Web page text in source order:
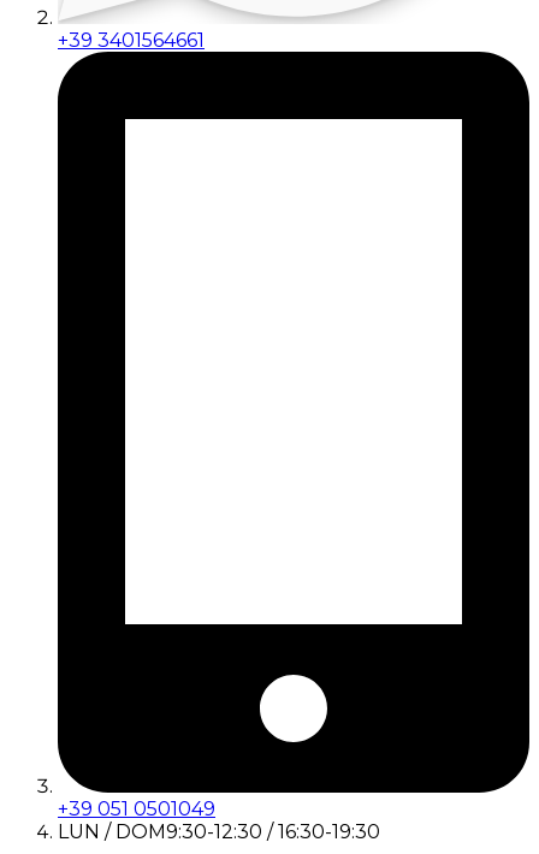
+39 3401564661
+39 051 0501049
LUN / DOM9:30-12:30 / 16:30-19:30